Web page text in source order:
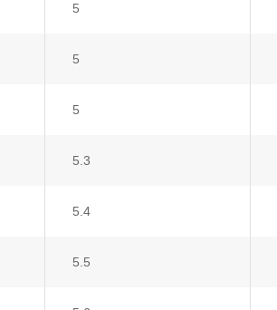
5
5
5
5.3
5.4
5.5